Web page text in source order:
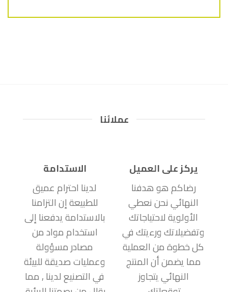
عملائنا
يركز على العميل
رضاكم هو هدفنا
النهائي نحن نعطي
الأولوية لاحتياجاتك
وتفضيلاتك ورءيتك في
كل خطوة من العملية
مما يضمن أن المنتج
النهائي يتجاوز
الاستدامة
لدينا احترام عميق
للطبيعة إن التزامنا
بالاستدامة يدفعنا إلى
استخدام مواد من
مصادر مسؤولة
وعمليات صديقة للبيئة
في التصنيع لدينا , مما